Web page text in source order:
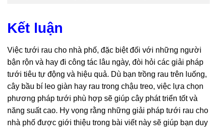
Kết luận
Việc tưới rau cho nhà phố, đặc biệt đối với những người
bận rộn và hay đi công tác lâu ngày, đòi hỏi các giải pháp
tưới tiêu tự động và hiệu quả. Dù bạn trồng rau trên luống,
cây bầu bí leo giàn hay rau trong chậu treo, việc lựa chọn
phương pháp tưới phù hợp sẽ giúp cây phát triển tốt và
năng suất cao. Hy vọng rằng những giải pháp tưới rau cho
nhà phố được giới thiệu trong bài viết này sẽ giúp bạn duy